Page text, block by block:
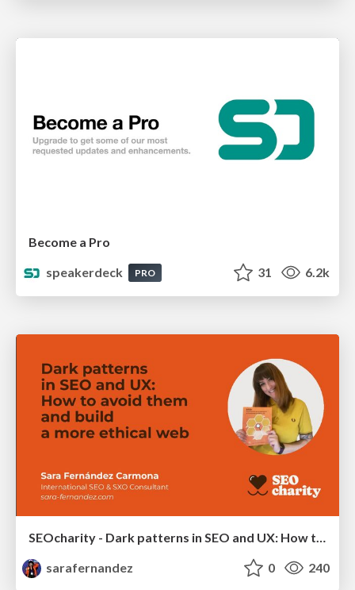
Become a Pro
speakerdeck
PRO 31 6.2k
SEOcharity - Dark patterns in SEO and UX: How to avoid them and build a more ethical web
sarafernandez
0 240